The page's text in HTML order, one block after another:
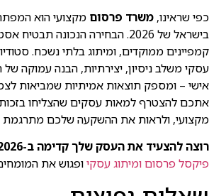
כפי שראינו, משרד פרסום מקצועי הוא
בישראל של 2026. הבחירה הנכונה
קמפיינים ממוקדים, ומיתוג בלתי נשכח.
עסקי משלב ניסיון, יצירתיות, הבנה עמוקה של
אישי – ומספק תוצאות אמיתיות שמביאות
אתכם להצטרף למאות עסקים שהצליחו
מקצועי, ולראות את ההשקעה שלכם מתרגמת
רוצה להצעיד את העסק שלך קדימה ב-2026?
פיקסל פרסום ומיתוג עסקיופגוש את